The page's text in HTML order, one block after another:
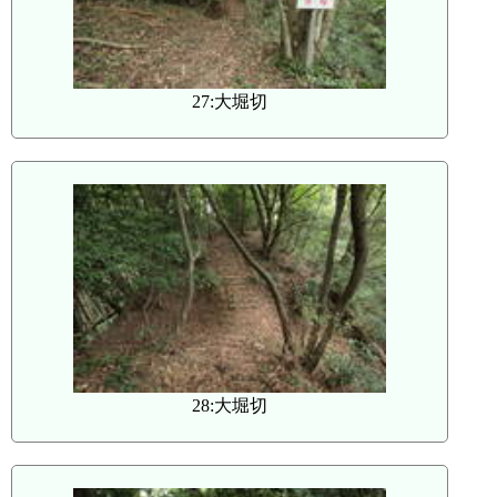
27:大堀切
28:大堀切